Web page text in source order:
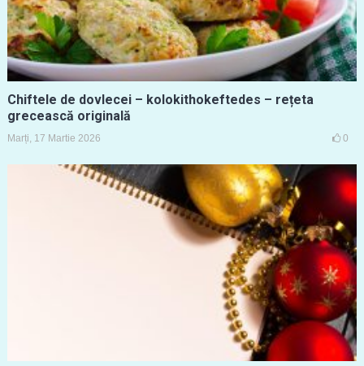
Chiftele de dovlecei – kolokithokeftedes – rețeta
grecească originală
Marți, 17 Martie 2026 0